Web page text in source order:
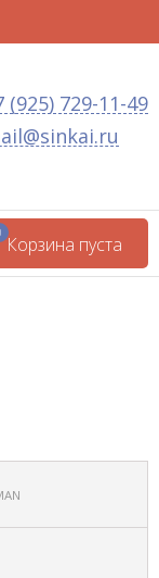
(925) 729-11-49
Корзина пуста